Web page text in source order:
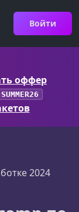
Войти
оффер
SUMMER26
2024